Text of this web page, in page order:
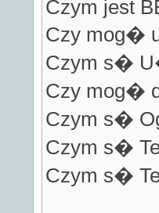
Czym jest
Czy mog�
Czym s�
Czy mog�
Czym s�
Czym s�
Czym s�